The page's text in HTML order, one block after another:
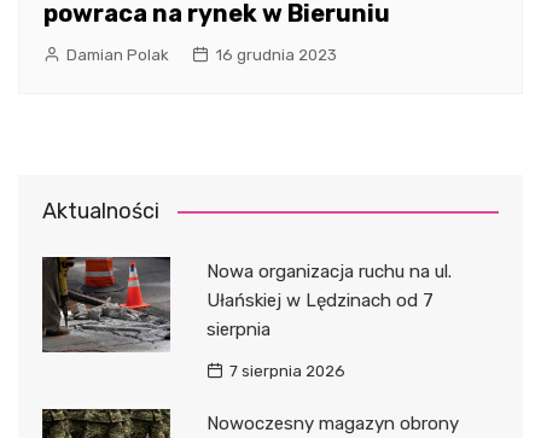
powraca na rynek w Bieruniu
Damian Polak 16 grudnia 2023
Aktualności
Nowa organizacja ruchu na ul.
Ułańskiej w Lędzinach od 7
sierpnia
7 sierpnia 2026
Nowoczesny magazyn obrony